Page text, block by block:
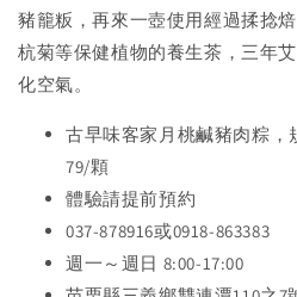
豬籠粄，再來一壺使用經過揉捻
杭菊等保健植物的養生茶，三年
化空氣。
古早味客家月桃鹹豬肉粽，
79/顆
體驗請提前預約
037-878916或0918-863383
週一～週日 8:00-17:00